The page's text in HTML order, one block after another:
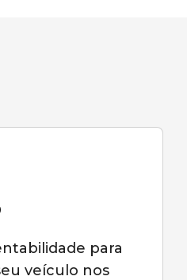
para
veículo nos